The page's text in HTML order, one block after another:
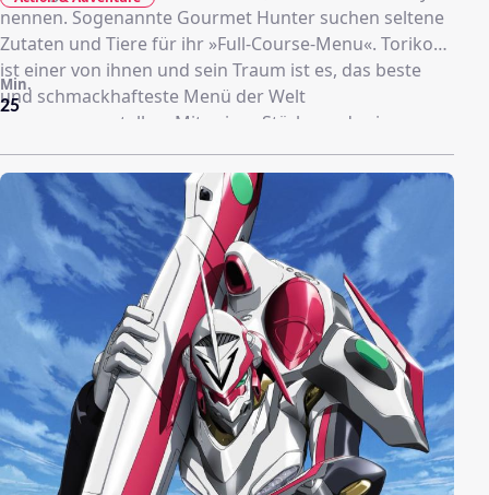
nennen. Sogenannte Gourmet Hunter suchen seltene
Zutaten und Tiere für ihr »Full-Course-Menu«. Toriko
ist einer von ihnen und sein Traum ist es, das beste
und schmackhafteste Menü der Welt
zusammenzustellen. Mit seiner Stärke und seinem
Wissen über die Tierwelt will er dieses Ziel erreichen.
Er begibt sich mit dem schmächtigen Chefkoch
Komatsu, der das Ziel verfolgt, weltbester Koch zu
werden, auf eine große Reise, um ihren Träumen
hinterher zu jagen.
25
Min.